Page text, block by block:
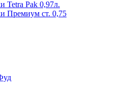
Tetra Pak 0,97л.
Премиум ст. 0,75